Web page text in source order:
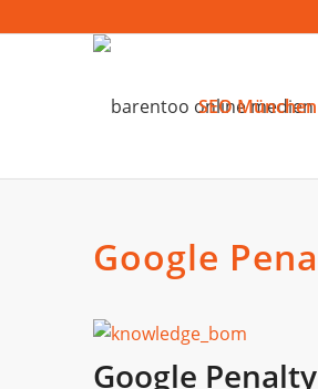
SEO
Google
Google